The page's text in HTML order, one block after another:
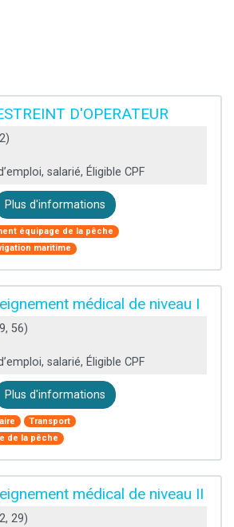
D'OPERATEUR
salarié, Éligible CPF
Plus d'informations
équipage de la pêche
maritime
médical de niveau I
56)
salarié, Éligible CPF
Plus d'informations
Transport
de la pêche
médical de niveau II
29)